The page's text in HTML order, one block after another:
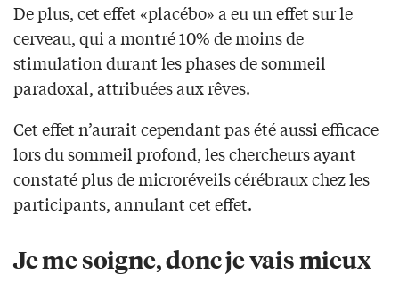
De plus, cet effet «placébo» a eu un effet sur le
cerveau, qui a montré 10% de moins de
stimulation durant les phases de sommeil
paradoxal, attribuées aux rêves.
Cet effet n’aurait cependant pas été aussi efficace
lors du sommeil profond, les chercheurs ayant
constaté plus de microréveils cérébraux chez les
participants, annulant cet effet.
Je me soigne, donc je vais mieux